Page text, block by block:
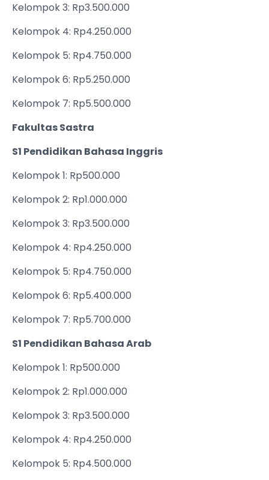
Kelompok 3: Rp3.500.000
Kelompok 4: Rp4.250.000
Kelompok 5: Rp4.750.000
Kelompok 6: Rp5.250.000
Kelompok 7: Rp5.500.000
Fakultas Sastra
S1 Pendidikan Bahasa Inggris
Kelompok 1: Rp500.000
Kelompok 2: Rp1.000.000
Kelompok 3: Rp3.500.000
Kelompok 4: Rp4.250.000
Kelompok 5: Rp4.750.000
Kelompok 6: Rp5.400.000
Kelompok 7: Rp5.700.000
S1 Pendidikan Bahasa Arab
Kelompok 1: Rp500.000
Kelompok 2: Rp1.000.000
Kelompok 3: Rp3.500.000
Kelompok 4: Rp4.250.000
Kelompok 5: Rp4.500.000